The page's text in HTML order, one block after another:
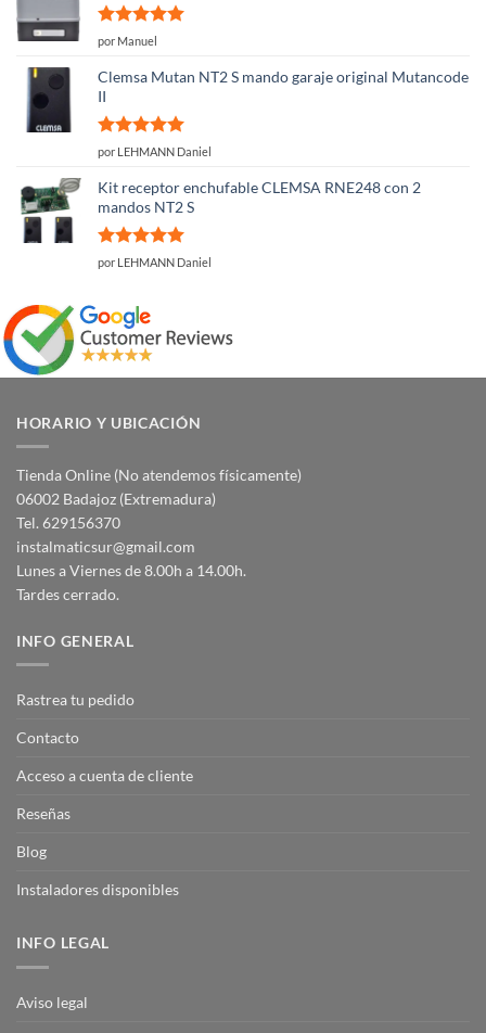
Valorado
por Manuel
Clemsa Mutan NT2 S mando garaje original Mutancode
II
Valorado
por LEHMANN Daniel
Kit receptor enchufable CLEMSA RNE248 con 2
mandos NT2 S
Valorado
por LEHMANN Daniel
HORARIO Y UBICACIÓN
Tienda Online (No atendemos físicamente)
06002 Badajoz (Extremadura)
Tel. 629156370
instalmaticsur@gmail.com
Lunes a Viernes de 8.00h a 14.00h.
Tardes cerrado.
INFO GENERAL
Rastrea tu pedido
Contacto
Acceso a cuenta de cliente
Reseñas
Blog
Instaladores disponibles
INFO LEGAL
Aviso legal